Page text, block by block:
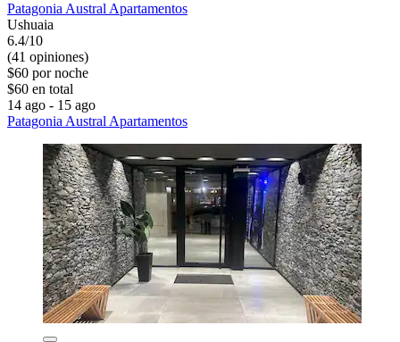
Patagonia Austral Apartamentos
Ushuaia
6.4/10
(41 opiniones)
$60 por noche
$60 en total
14 ago - 15 ago
Patagonia Austral Apartamentos